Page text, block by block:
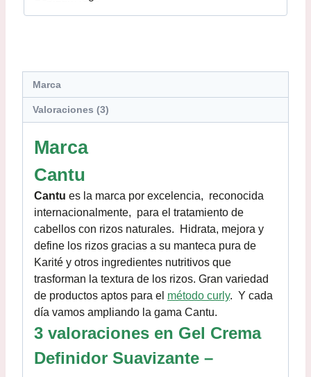
Marca
Valoraciones (3)
Marca
Cantu
Cantu es la marca por excelencia, reconocida
internacionalmente, para el tratamiento de
cabellos con rizos naturales. Hidrata, mejora y
define los rizos gracias a su manteca pura de
Karité y otros ingredientes nutritivos que
trasforman la textura de los rizos. Gran variedad
de productos aptos para el método curly. Y cada
día vamos ampliando la gama Cantu.
3 valoraciones en Gel Crema
Definidor Suavizante –